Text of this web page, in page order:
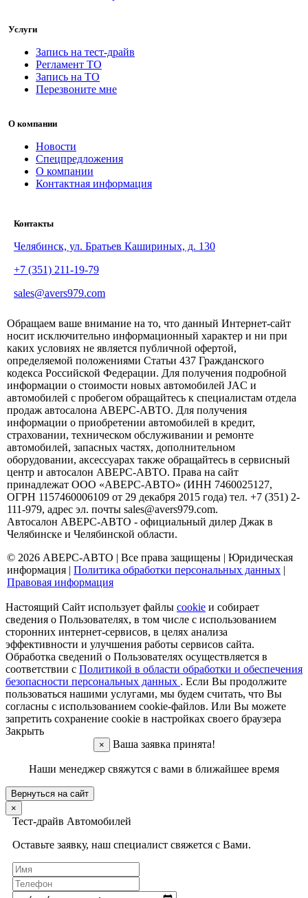
Услуги
Запись на тест-драйв
Регламент ТО
Запись на ТО
Перезвоните мне
О компании
Новости
Спецпредложения
О компании
Контактная информация
Контакты
Челябинск, ул. Братьев Кашириных, д. 130
+7 (351) 211-19-79
sales@avers979.com
Обращаем ваше внимание на то, что данный Интернет-сайт
носит исключительно информационный характер и ни при
каких условиях не является публичной офертой,
определяемой положениями Статьи 437 Гражданского
кодекса Российской Федерации. Для получения подробной
информации о стоимости новых автомобилей JAC и
автомобилей с пробегом обращайтесь к специалистам отдела
продаж автосалона АВЕРС-АВТО. Для получения
информации о приобретении автомобилей в кредит,
страховании, техническом обслуживании и ремонте
автомобилей, запасных частях, дополнительном
оборудовании, аксессуарах также обращайтесь в сервисный
центр и автосалон АВЕРС-АВТО. Права на сайт
принадлежат ООО «АВЕРС-АВТО» (ИНН 7460025127,
ОГРН 1157460006109 от 29 декабря 2015 года) тел. +7 (351) 2-
111-979, адрес эл. почты sales@avers979.com.
Автосалон АВЕРС-АВТО - официальный дилер Джак в
Челябинске и Челябинской области.
© 2026 АВЕРС-АВТО | Все права защищены | Юридическая
информация | Политика обработки персональных данных |
Правовая информация
Настоящий Сайт использует файлы cookie и собирает
сведения о Пользователях, в том числе с использованием
сторонних интернет-сервисов, в целях анализа
эффективности и улучшения работы сервисов сайта.
Обработка сведений о Пользователях осуществляется в
соответствии с Политикой в области обработки и обеспечения
безопасности персональных данных . Если Вы продолжите
пользоваться нашими услугами, мы будем считать, что Вы
согласны с использованием cookie-файлов. Или Вы можете
запретить сохранение cookie в настройках своего браузера
Закрыть
× Ваша заявка принята!
Наши менеджер свяжутся с вами в ближайшее время
Вернуться на сайт
×
Тест-драйв Автомобилей
Оставьте заявку, наш специалист свяжется с Вами.